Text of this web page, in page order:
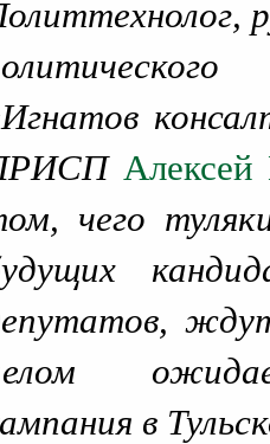
чего
в